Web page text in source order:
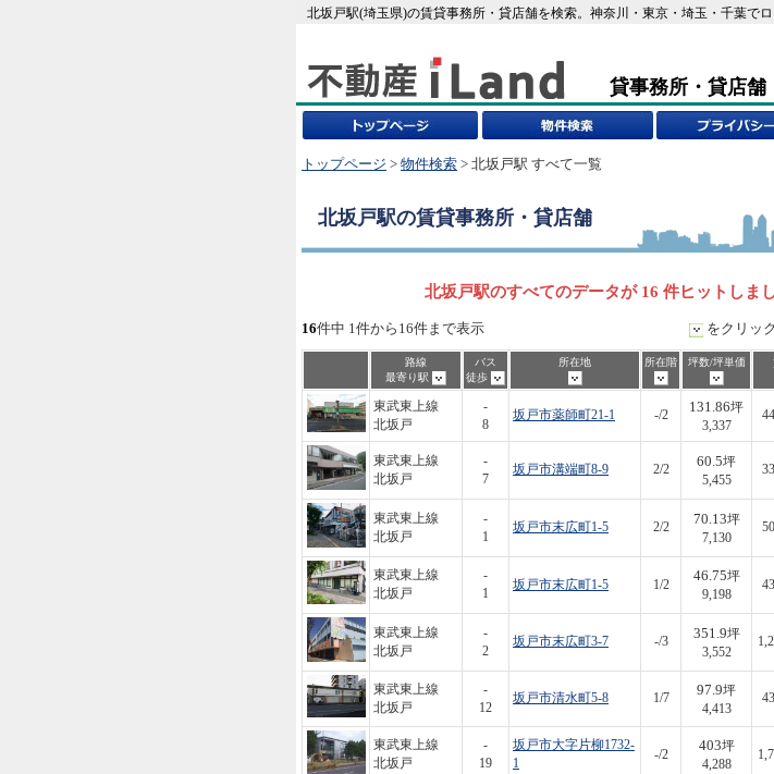
北坂戸駅(埼玉県)の賃貸事務所・貸店舗を検索。神奈川・東京・埼玉・千葉で
貸事務所・貸店舗
トップページ > 物件検索 > 北坂戸駅 すべて一覧
北坂戸駅の賃貸事務所・貸店舗
北坂戸駅のすべてのデータが 16 件ヒットしまし
16件中 1件から16件まで表示 をクリッ
路線
最寄り駅
バス
徒歩
所在地 所在階 坪数/坪単価
東武東上線
北坂戸
-
8
坂戸市薬師町21-1 -/2
131.86坪
3,337
東武東上線
北坂戸
-
7
坂戸市溝端町8-9 2/2
60.5坪
5,455
東武東上線
北坂戸
-
1
坂戸市末広町1-5 2/2
70.13坪
7,130
東武東上線
北坂戸
-
1
坂戸市末広町1-5 1/2
46.75坪
9,198
東武東上線
北坂戸
-
2
坂戸市末広町3-7 -/3
351.9坪
3,552
東武東上線
北坂戸
-
12
坂戸市清水町5-8 1/7
97.9坪
4,413
東武東上線
北坂戸
-
19
坂戸市大字片柳1732-
1
-/2
403坪
4,288